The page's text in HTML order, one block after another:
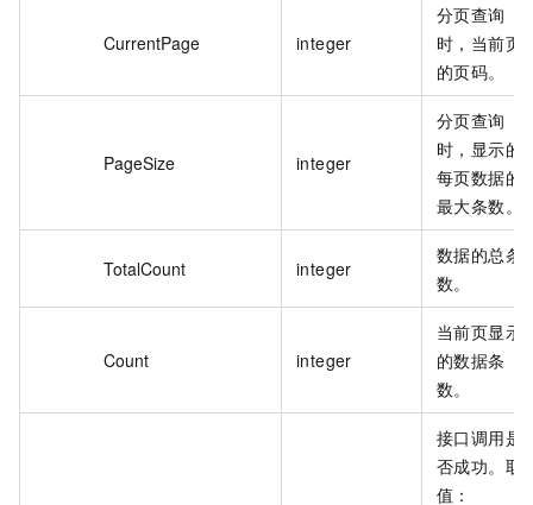
CurrentPage integer
分页查询
时，当前页
的页码。
PageSize integer
分页查询
时，显示的
每页数据的
最大条数。
TotalCount integer
数据的总条
数。
Count integer
当前页显示
的数据条
数。
接口调用是
否成功。取
值：